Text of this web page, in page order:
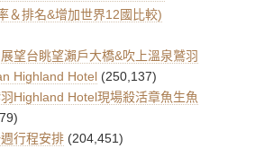
＆排名&增加世界12國比較)
望台眺望瀨戶大橋&吹上溫泉鷲羽
Highland Hotel (250,137)
Highland Hotel現場殺活章魚生魚
行程安排 (204,451)